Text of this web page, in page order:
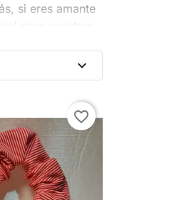
si eres amante
perfectos para
expand_more
favorite_border